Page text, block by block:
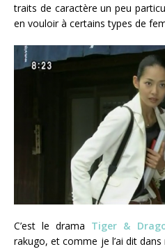
traits de caractère un peu
en vouloir à certains types de
C’est le drama Tiger &
rakugo, et comme je l’ai dit